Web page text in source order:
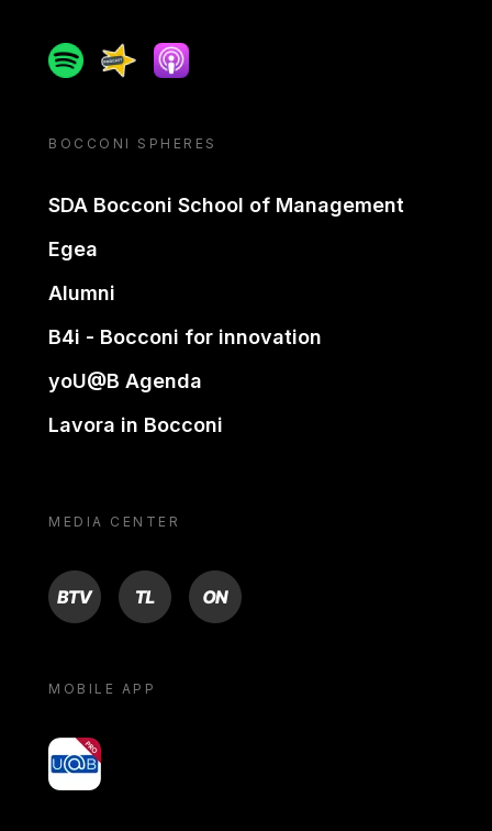
SpotifySpreakerApple podcast
BOCCONI SPHERES
SDA Bocconi School of Management
Egea
Alumni
B4i - Bocconi for innovation
yoU@B Agenda
Lavora in Bocconi
MEDIA CENTER
BTV TL ON
MOBILE APP
yoU@B